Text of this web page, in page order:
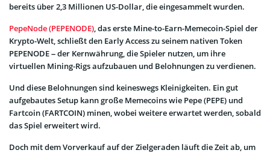
bereits über 2,3 Millionen US-Dollar, die eingesammelt wurden.
PepeNode (PEPENODE), das erste Mine-to-Earn-Memecoin-Spiel der
Krypto-Welt, schließt den Early Access zu seinem nativen Token
PEPENODE – der Kernwährung, die Spieler nutzen, um ihre
virtuellen Mining-Rigs aufzubauen und Belohnungen zu verdienen.
Und diese Belohnungen sind keineswegs Kleinigkeiten. Ein gut
aufgebautes Setup kann große Memecoins wie Pepe (PEPE) und
Fartcoin (FARTCOIN) minen, wobei weitere erwartet werden, sobald
das Spiel erweitert wird.
Doch mit dem Vorverkauf auf der Zielgeraden läuft die Zeit ab, um